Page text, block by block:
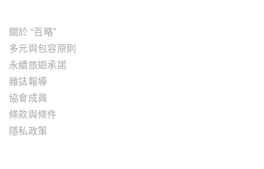
關於 “百略”
多元與包容原則
永續旅遊承諾
雜誌報導
協會成員
條款與條件
隱私政策